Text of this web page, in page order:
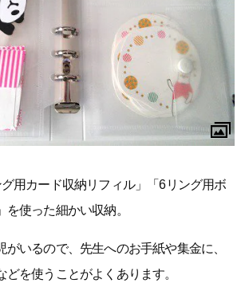
用カード収納リフィル」「6リング用ボ
を使った細かい収納。
がいるので、先生へのお手紙や集金に、
を使うことがよくあります。